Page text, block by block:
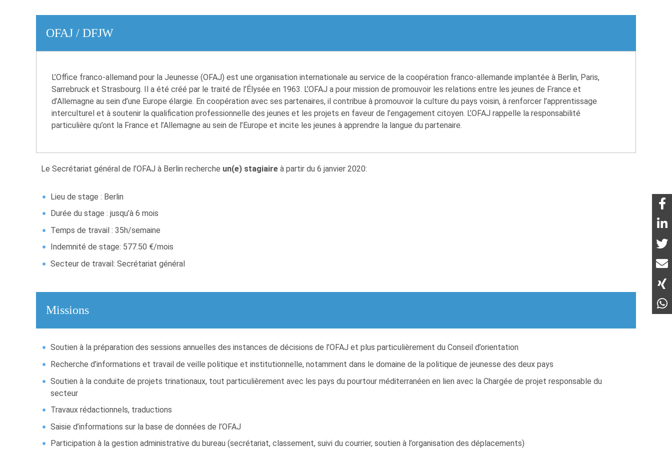
OFAJ / DFJW
L’Office franco-allemand pour la Jeunesse (OFAJ) est une organisation internationale au service de la coopération franco-allemande implantée à Berlin, Paris,
Sarrebruck et Strasbourg. Il a été créé par le traité de l’Élysée en 1963. L’OFAJ a pour mission de promouvoir les relations entre les jeunes de France et
d’Allemagne au sein d’une Europe élargie. En coopération avec ses partenaires, il contribue à promouvoir la culture du pays voisin, à renforcer l’apprentissage
interculturel et à soutenir la qualification professionnelle des jeunes et les projets en faveur de l’engagement citoyen. L’OFAJ rappelle la responsabilité
particulière qu’ont la France et l’Allemagne au sein de l’Europe et incite les jeunes à apprendre la langue du partenaire.
Le Secrétariat général de l’OFAJ à Berlin recherche un(e) stagiaire à partir du 6 janvier 2020:
Lieu de stage : Berlin
Durée du stage : jusqu’à 6 mois
Temps de travail : 35h/semaine
Indemnité de stage: 577.50 €/mois
Secteur de travail: Secrétariat général
Missions
Soutien à la préparation des sessions annuelles des instances de décisions de l’OFAJ et plus particulièrement du Conseil d’orientation
Recherche d’informations et travail de veille politique et institutionnelle, notamment dans le domaine de la politique de jeunesse des deux pays
Soutien à la conduite de projets trinationaux, tout particulièrement avec les pays du pourtour méditerranéen en lien avec la Chargée de projet responsable du
secteur
Travaux rédactionnels, traductions
Saisie d’informations sur la base de données de l’OFAJ
Participation à la gestion administrative du bureau (secrétariat, classement, suivi du courrier, soutien à l’organisation des déplacements)